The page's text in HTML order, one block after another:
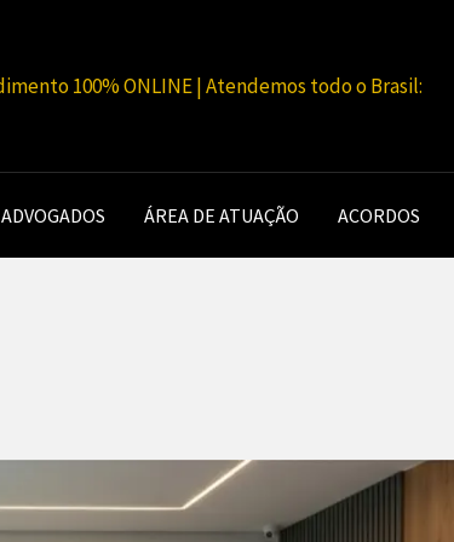
100% ONLINE | Atendemos todo o Brasil:
ADVOGADOS ÁREA DE ATUAÇÃO ACORDOS